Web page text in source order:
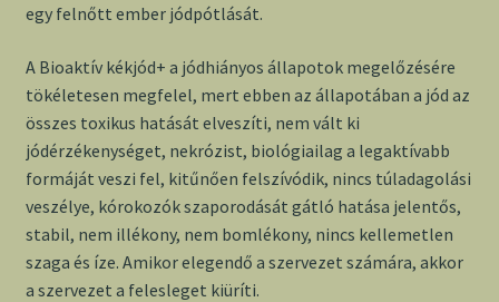
egy felnőtt ember jódpótlását.
A Bioaktív kékjód+ a jódhiányos állapotok megelőzésére
tökéletesen megfelel, mert ebben az állapotában a jód az
összes toxikus hatását elveszíti, nem vált ki
jódérzékenységet, nekrózist, biológiailag a legaktívabb
formáját veszi fel, kitűnően felszívódik, nincs túladagolási
veszélye, kórokozók szaporodását gátló hatása jelentős,
stabil, nem illékony, nem bomlékony, nincs kellemetlen
szaga és íze. Amikor elegendő a szervezet számára, akkor
a szervezet a felesleget kiüríti.